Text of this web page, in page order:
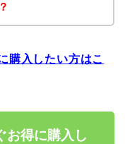
購入したい方はこ
お得に購入し